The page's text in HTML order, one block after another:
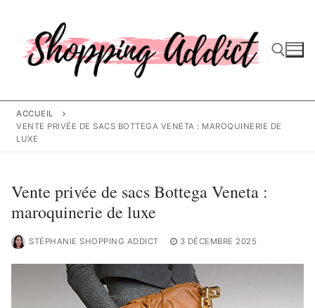
contenu
ACCUEIL
VENTE PRIVÉE DE SACS BOTTEGA VENETA : MAROQUINERIE DE
LUXE
Vente privée de sacs Bottega Veneta :
maroquinerie de luxe
STÉPHANIE SHOPPING ADDICT 3 DÉCEMBRE 2025